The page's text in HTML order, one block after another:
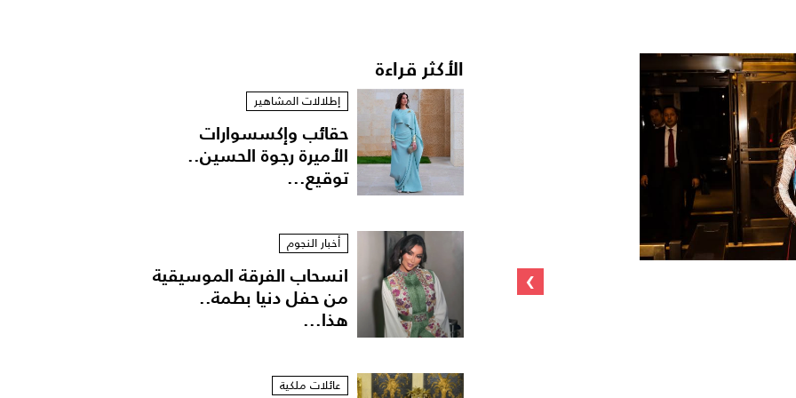
›
الأكثر قراءة
إطلالات المشاهير
حقائب وإكسسوارات
الأميرة رجوة الحسين..
توقيع...
أخبار النجوم
انسحاب الفرقة الموسيقية
من حفل دنيا بطمة..
هذا...
عائلات ملكية